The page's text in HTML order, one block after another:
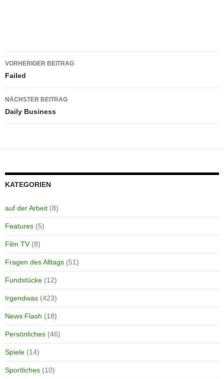
Beitragsnavigation
VORHERIGER BEITRAG
Failed
NÄCHSTER BEITRAG
Daily Business
KATEGORIEN
auf der Arbeit (8)
Features (5)
Film TV(8)
Fragen des Alltags (51)
Fundstücke (12)
Irgendwas (423)
News Flash (18)
Persönliches (46)
Spiele (14)
Sportliches (10)